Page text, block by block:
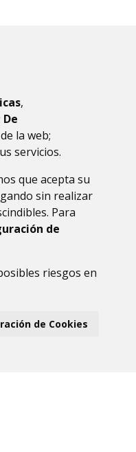
,
De
la web;
servicios.
que acepta su
sin realizar
Para
de
riesgos en
de Cookies